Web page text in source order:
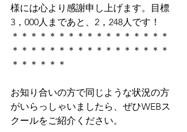
様には心より感謝申し上げます。目標
3，000人まであと、2，248人です！
＊＊＊＊＊＊＊＊＊＊＊＊＊＊＊＊＊
＊＊＊＊＊＊＊＊＊＊＊＊＊＊＊＊＊
＊＊＊＊＊＊
お知り合いの方で同じような状況の方
がいらっしゃいましたら、ぜひWEBス
クールをご紹介ください。